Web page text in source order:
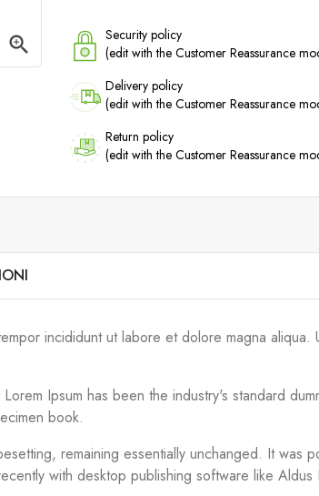

Security policy
(edit with the Customer Reassurance
Delivery policy
(edit with the Customer Reassurance
Return policy
(edit with the Customer Reassurance
incididunt ut labore et dolore magna aliqua.
Ipsum has been the industry's standard
book.
remaining essentially unchanged. It was
with desktop publishing software like